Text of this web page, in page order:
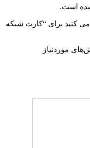
است.
می کنید برای “کارت شبکه
موردنیاز